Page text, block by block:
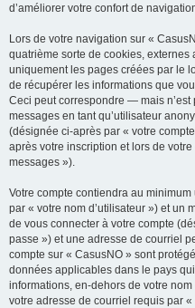
d’améliorer votre confort de
Lors de votre navigation sur «
quatrième sorte de cookies,
uniquement les pages créées par le
de récupérer les informations que
Ceci peut correspondre — mais
messages en tant qu’utilisateur
(désignée ci-après par « votre
après votre inscription et lors de
messages »).
Votre compte contiendra au
par « votre nom d’utilisateur ») et un
de vous connecter à votre compte
passe ») et une adresse de courriel
compte sur « CasusNO » sont
données applicables dans le pays
informations, en-dehors de votre
votre adresse de courriel requis par